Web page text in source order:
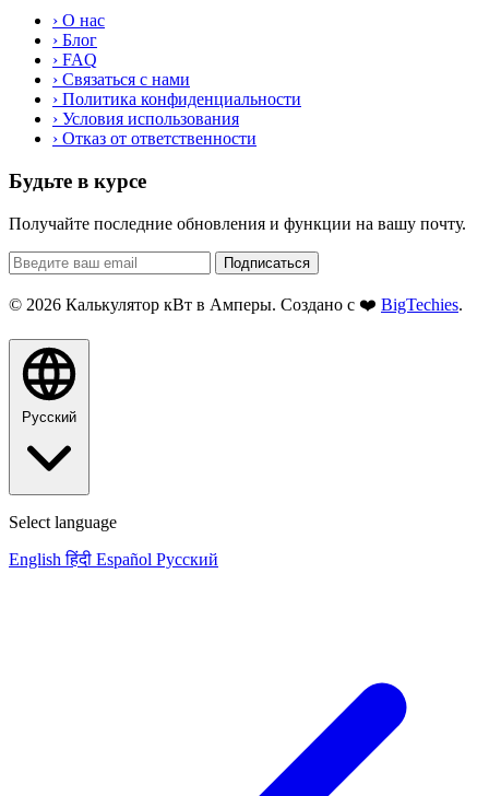
› О нас
› Блог
› FAQ
› Связаться с нами
› Политика конфиденциальности
› Условия использования
› Отказ от ответственности
Будьте в курсе
Получайте последние обновления и функции на вашу почту.
Подписаться
© 2026 Калькулятор кВт в Амперы. Создано с ❤️ BigTechies.
Русский
Select language
English हिंदी Español Русский